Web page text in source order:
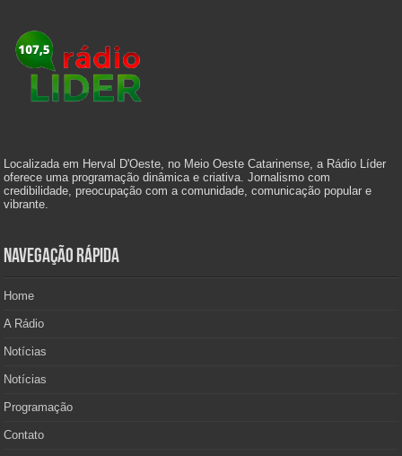
Localizada em Herval D'Oeste, no Meio Oeste Catarinense, a Rádio Líder
oferece uma programação dinâmica e criativa. Jornalismo com
credibilidade, preocupação com a comunidade, comunicação popular e
vibrante.
Navegação Rápida
Home
A Rádio
Notícias
Notícias
Programação
Contato